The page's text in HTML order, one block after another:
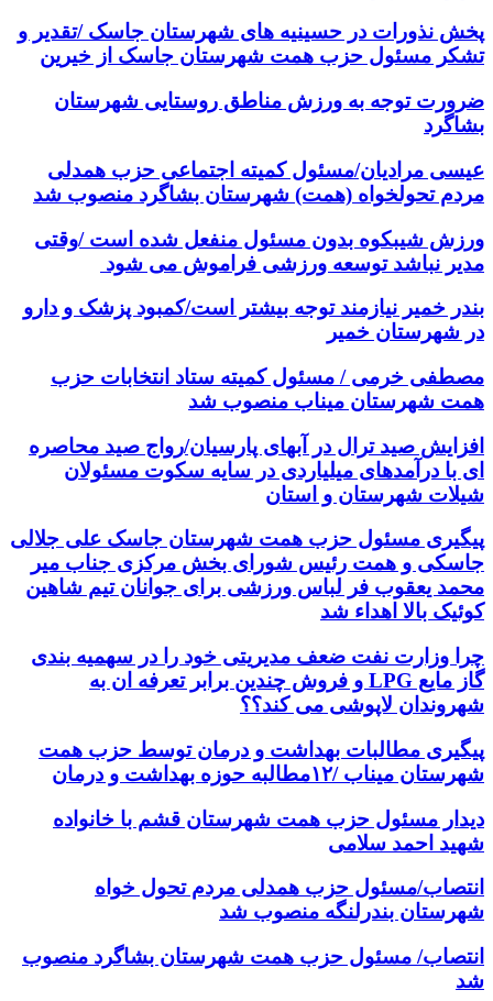
پخش نذورات در حسینیه های شهرستان جاسک /تقدیر و
تشکر مسئول حزب همت شهرستان جاسک از خیرین
ضرورت توجه به ورزش مناطق روستایی شهرستان
بشاگرد
عیسی مرادیان/مسئول کمیته اجتماعی حزب همدلی
مردم تحولخواه (همت) شهرستان بشاگرد منصوب شد
ورزش شیبکوه بدون مسئول منفعل شده است /وقتی
مدیر نباشد توسعه ورزشی فراموش می شود
بندر خمیر نیازمند توجه بیشتر است/کمبود پزشک و دارو
در شهرستان خمیر
مصطفی خرمی / مسئول کمیته ستاد انتخابات حزب
همت شهرستان میناب منصوب شد
افزایش صید ترال در آبهای پارسیان/رواج صید محاصره
ای با درآمدهای میلیاردی در سایه سکوت مسئولان
شیلات شهرستان و استان
پیگیری مسئول حزب همت شهرستان جاسک علی جلالی
جاسکی و همت رئیس شورای بخش مرکزی جناب میر
محمد یعقوب فر لباس ورزشی برای جوانان تیم شاهین
کوئیک بالا اهداء شد
چرا وزارت نفت ضعف مدیریتی خود را در سهمیه بندی
گاز مایع LPG و فروش چندین برابر تعرفه ان به
شهروندان لاپوشی می کند؟؟
پیگیری مطالبات بهداشت و درمان توسط حزب همت
شهرستان میناب /۱۲مطالبه حوزه بهداشت و درمان
دیدار مسئول حزب همت شهرستان قشم با خانواده
شهید احمد سلامی
انتصاب/مسئول حزب همدلی مردم تحول خواه
شهرستان بندرلنگه منصوب شد
انتصاب/ مسئول حزب همت شهرستان بشاگرد منصوب
شد